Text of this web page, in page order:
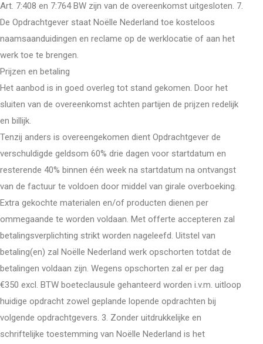
Art. 7:408 en 7:764 BW zijn van de overeenkomst uitgesloten. 7.
De Opdrachtgever staat Noëlle Nederland toe kosteloos
naamsaanduidingen en reclame op de werklocatie of aan het
werk toe te brengen.
Prijzen en betaling
Het aanbod is in goed overleg tot stand gekomen. Door het
sluiten van de overeenkomst achten partijen de prijzen redelijk
en billijk.
Tenzij anders is overeengekomen dient Opdrachtgever de
verschuldigde geldsom 60% drie dagen voor startdatum en
resterende 40% binnen één week na startdatum na ontvangst
van de factuur te voldoen door middel van girale overboeking.
Extra gekochte materialen en/of producten dienen per
ommegaande te worden voldaan. Met offerte accepteren zal
betalingsverplichting strikt worden nageleefd. Uitstel van
betaling(en) zal Noëlle Nederland werk opschorten totdat de
betalingen voldaan zijn. Wegens opschorten zal er per dag
€350 excl. BTW boeteclausule gehanteerd worden i.v.m. uitloop
huidige opdracht zowel geplande lopende opdrachten bij
volgende opdrachtgevers. 3. Zonder uitdrukkelijke en
schriftelijke toestemming van Noëlle Nederland is het